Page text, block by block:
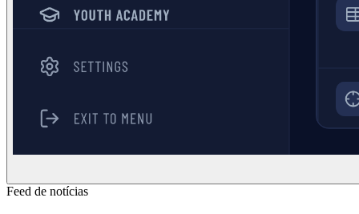
Feed de notícias